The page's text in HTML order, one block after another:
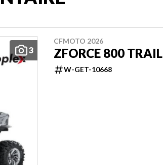
3
CFMOTO 2026
ZFORCE 800 TRAIL
W-GET-10668